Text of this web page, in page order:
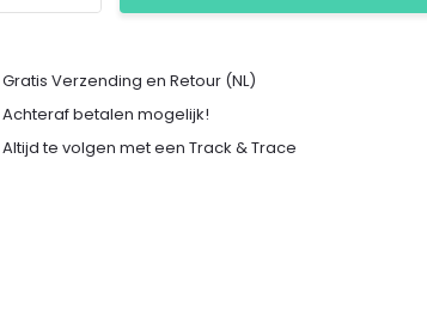
Gratis Verzending en Retour (NL)
Achteraf betalen mogelijk!
Altijd te volgen met een Track & Trace